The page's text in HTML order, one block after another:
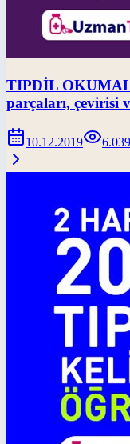
TIPDİL
parçaları, çevirisi
10.12.2019 6.039